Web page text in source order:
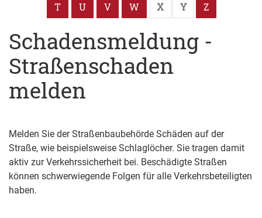
T
U V W X Y Z
Schadensmeldung -
Straßenschaden
melden
Melden Sie der Straßenbaubehörde Schäden auf der
Straße, wie beispielsweise Schlaglöcher. Sie tragen damit
aktiv zur Verkehrssicherheit bei. Beschädigte Straßen
können schwerwiegende Folgen für alle Verkehrsbeteiligten
haben.